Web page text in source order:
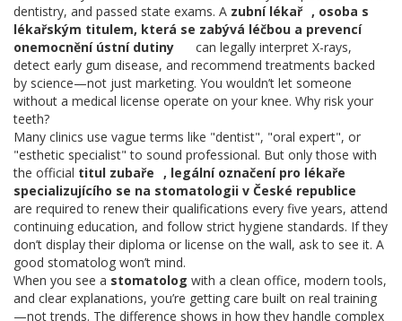
dentistry, and passed state exams. A zubní lékař , osoba s
lékařským titulem, která se zabývá léčbou a prevencí
onemocnění ústní dutiny
can legally interpret X-rays,
detect early gum disease, and recommend treatments backed
by science—not just marketing. You wouldn’t let someone
without a medical license operate on your knee. Why risk your
teeth?
Many clinics use vague terms like "dentist", "oral expert", or
"esthetic specialist" to sound professional. But only those with
the official titul zubaře , legální označení pro lékaře
specializujícího se na stomatologii v České republice
are required to renew their qualifications every five years, attend
continuing education, and follow strict hygiene standards. If they
don’t display their diploma or license on the wall, ask to see it. A
good stomatolog won’t mind.
When you see a stomatolog with a clean office, modern tools,
and clear explanations, you’re getting care built on real training
—not trends. The difference shows in how they handle complex